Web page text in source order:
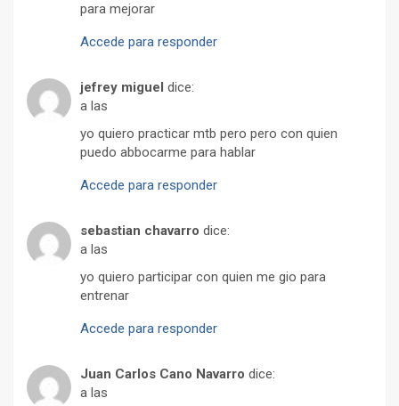
para mejorar
Accede para responder
jefrey miguel dice:
a las
yo quiero practicar mtb pero pero con quien
puedo abbocarme para hablar
Accede para responder
sebastian chavarro dice:
a las
yo quiero participar con quien me gio para
entrenar
Accede para responder
Juan Carlos Cano Navarro dice:
a las